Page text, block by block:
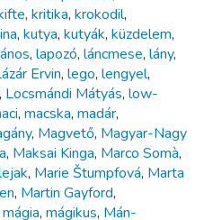
, kritika, krokodil,
, kutya, kutyák, küzdelem,
, lapozó, láncmese, lány,
Ervin, lego, lengyel,
, Locsmándi Mátyás, low-
, macska, madár,
, Magvető, Magyar-Nagy
, Maksai Kinga, Marco Somà,
, Marie Štumpfová, Marta
, Martin Gayford,
mágia, mágikus, Mán-